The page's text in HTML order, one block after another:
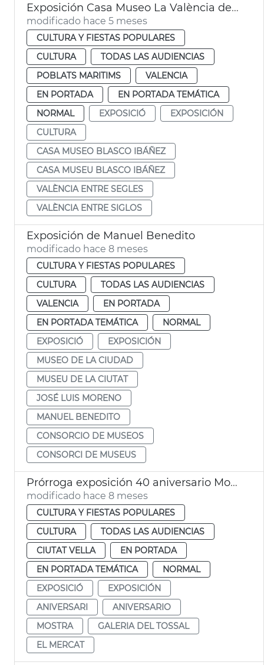
Exposición Casa Museo La València de Blasco Ibáñez
modificado hace 5 meses
CULTURA Y FIESTAS POPULARES
CULTURA
TODAS LAS AUDIENCIAS
POBLATS MARITIMS
VALENCIA
EN PORTADA
EN PORTADA TEMÁTICA
NORMAL
EXPOSICIÓ
EXPOSICIÓN
CULTURA
CASA MUSEO BLASCO IBÁÑEZ
CASA MUSEU BLASCO IBÁÑEZ
VALÈNCIA ENTRE SEGLES
VALÈNCIA ENTRE SIGLOS
Exposición de Manuel Benedito
modificado hace 8 meses
CULTURA Y FIESTAS POPULARES
CULTURA
TODAS LAS AUDIENCIAS
VALENCIA
EN PORTADA
EN PORTADA TEMÁTICA
NORMAL
EXPOSICIÓ
EXPOSICIÓN
MUSEO DE LA CIUDAD
MUSEU DE LA CIUTAT
JOSÉ LUIS MORENO
MANUEL BENEDITO
CONSORCIO DE MUSEOS
CONSORCI DE MUSEUS
Prórroga exposición 40 aniversario Mostra València
modificado hace 8 meses
CULTURA Y FIESTAS POPULARES
CULTURA
TODAS LAS AUDIENCIAS
CIUTAT VELLA
EN PORTADA
EN PORTADA TEMÁTICA
NORMAL
EXPOSICIÓ
EXPOSICIÓN
ANIVERSARI
ANIVERSARIO
MOSTRA
GALERIA DEL TOSSAL
EL MERCAT